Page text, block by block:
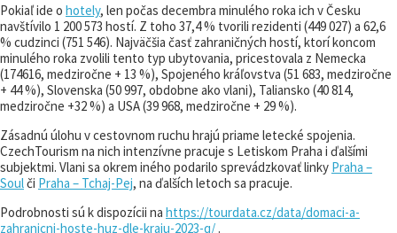
Pokiaľ ide o hotely, len počas decembra minulého roka ich v Česku
navštívilo 1 200 573 hostí. Z toho 37,4 % tvorili rezidenti (449 027) a 62,6
% cudzinci (751 546). Najväčšia časť zahraničných hostí, ktorí koncom
minulého roka zvolili tento typ ubytovania, pricestovala z Nemecka
(174616, medziročne + 13 %), Spojeného kráľovstva (51 683, medziročne
+ 44 %), Slovenska (50 997, obdobne ako vlani), Taliansko (40 814,
medziročne +32 %) a USA (39 968, medziročne + 29 %).
Zásadnú úlohu v cestovnom ruchu hrajú priame letecké spojenia.
CzechTourism na nich intenzívne pracuje s Letiskom Praha i ďalšími
subjektmi. Vlani sa okrem iného podarilo sprevádzkovať linky Praha –
Soulči Praha – Tchaj-Pej, na ďalších letoch sa pracuje.
Podrobnosti sú k dispozícii na https://tourdata.cz/data/domaci-a-
zahranicni-hoste-huz-dle-kraju-2023-q/ .